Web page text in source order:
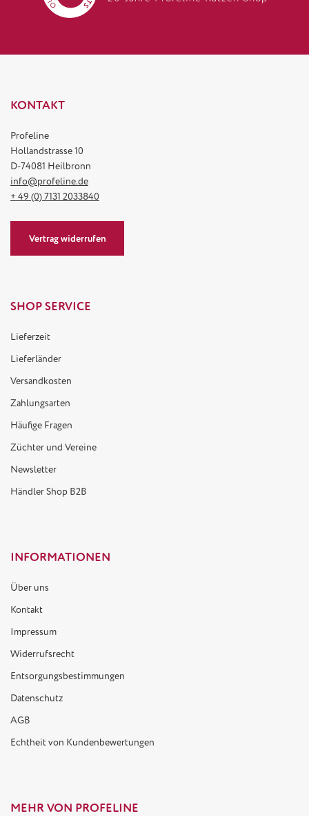
KONTAKT
Profeline
Hollandstrasse 10
D-74081 Heilbronn
info@profeline.de
+ 49 (0) 7131 2033840
Vertrag widerrufen
SHOP SERVICE
Lieferzeit
Lieferländer
Versandkosten
Zahlungsarten
Häufige Fragen
Züchter und Vereine
Newsletter
Händler Shop B2B
INFORMATIONEN
Über uns
Kontakt
Impressum
Widerrufsrecht
Entsorgungsbestimmungen
Datenschutz
AGB
Echtheit von Kundenbewertungen
MEHR VON PROFELINE